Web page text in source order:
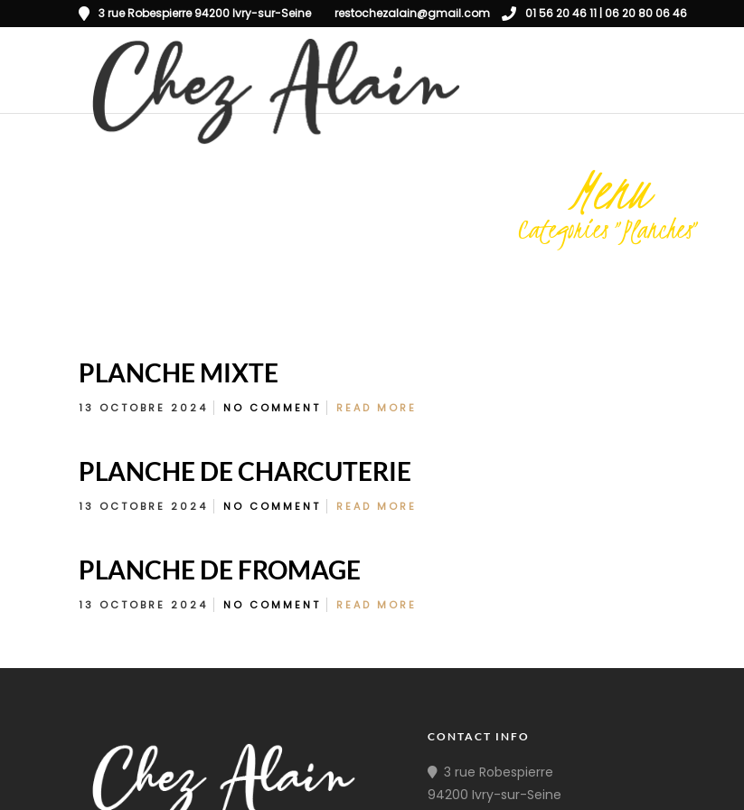
3 rue Robespierre 94200 Ivry-sur-Seine restochezalain@gmail.com 01 56 20 46 11 | 06 20 80 06 46
Menu
Categories "Planches"
PLANCHE MIXTE
13 OCTOBRE 2024 NO COMMENT READ MORE
PLANCHE DE CHARCUTERIE
13 OCTOBRE 2024 NO COMMENT READ MORE
PLANCHE DE FROMAGE
13 OCTOBRE 2024 NO COMMENT READ MORE
CONTACT INFO
3 rue Robespierre
94200 Ivry-sur-Seine